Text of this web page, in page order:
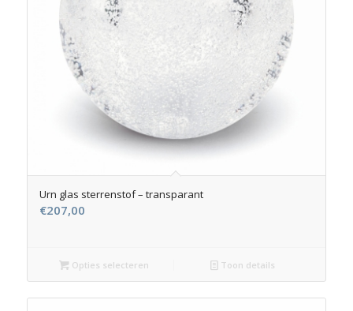
Urn glas sterrenstof – transparant
€207,00
Opties selecteren Toon details